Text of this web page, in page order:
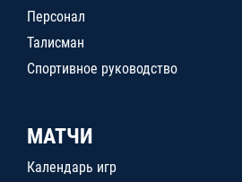
Персонал
Талисман
Спортивное руководство
МАТЧИ
Календарь игр